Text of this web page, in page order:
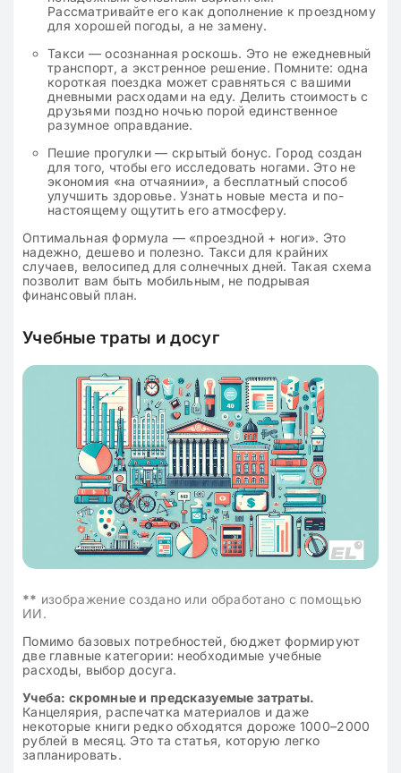
Рассматривайте его как дополнение к проездному
для хорошей погоды, а не замену.
Такси — осознанная роскошь. Это не ежедневный
транспорт, а экстренное решение. Помните: одна
короткая поездка может сравняться с вашими
дневными расходами на еду. Делить стоимость с
друзьями поздно ночью порой единственное
разумное оправдание.
Пешие прогулки — скрытый бонус. Город создан
для того, чтобы его исследовать ногами. Это не
экономия «на отчаянии», а бесплатный способ
улучшить здоровье. Узнать новые места и по-
настоящему ощутить его атмосферу.
Оптимальная формула — «проездной + ноги». Это
надежно, дешево и полезно. Такси для крайних
случаев, велосипед для солнечных дней. Такая схема
позволит вам быть мобильным, не подрывая
финансовый план.
Учебные траты и досуг
** изображение создано или обработано с помощью
ИИ.
Помимо базовых потребностей, бюджет формируют
две главные категории: необходимые учебные
расходы, выбор досуга.
Учеба: скромные и предсказуемые затраты.
Канцелярия, распечатка материалов и даже
некоторые книги редко обходятся дороже 1000–2000
рублей в месяц. Это та статья, которую легко
запланировать.